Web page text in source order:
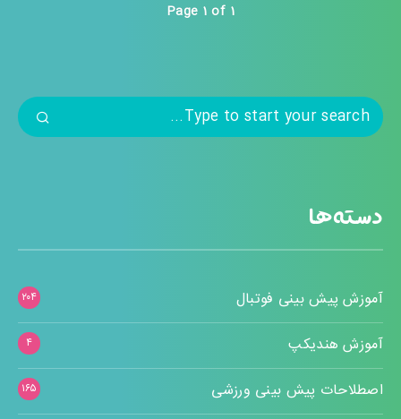
Page 1 of 1
دسته‌ها
آموزش پیش بینی فوتبال ۲۰۴
آموزش هندیکپ ۴
اصطلاحات پیش بینی ورزشی ۱۶۵